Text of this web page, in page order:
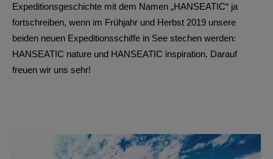
Expeditionsgeschichte mit dem Namen „HANSEATIC“ ja
fortschreiben, wenn im Frühjahr und Herbst 2019 unsere
beiden neuen Expeditionsschiffe in See stechen werden:
HANSEATIC nature und HANSEATIC inspiration. Darauf
freuen wir uns sehr!